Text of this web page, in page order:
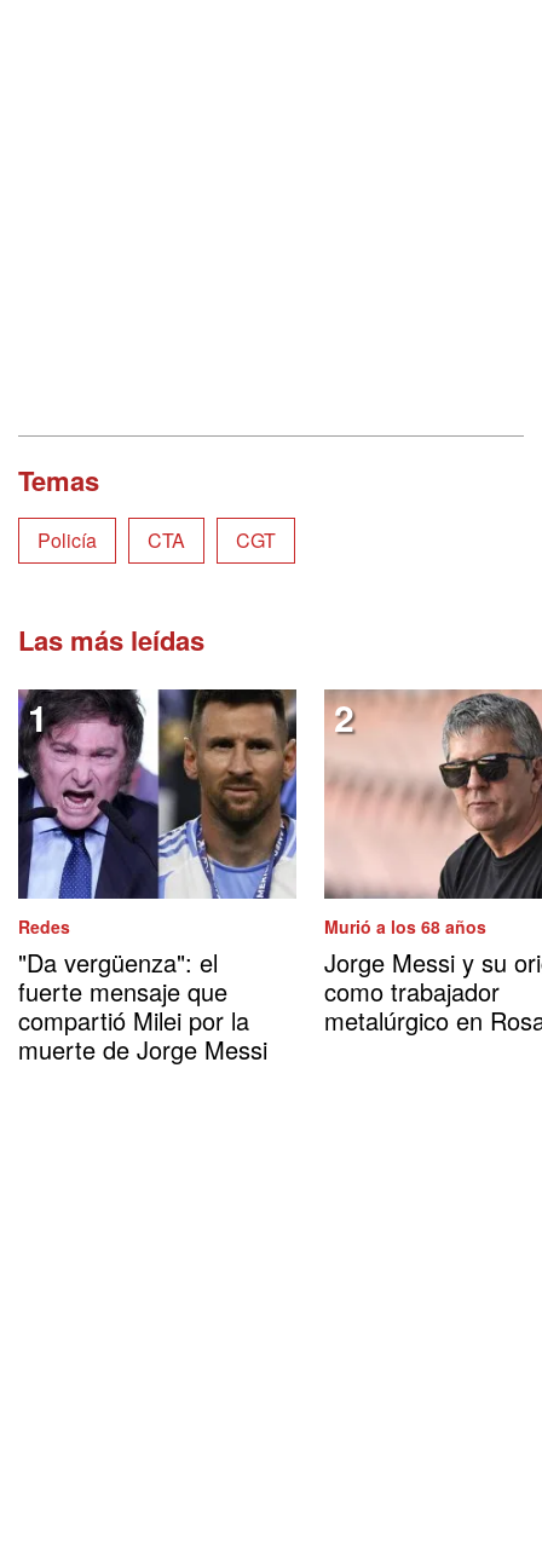
Temas
Policía CTA CGT
Las más leídas
Redes
"Da vergüenza": el
fuerte mensaje que
compartió Milei por la
muerte de Jorge Messi
Murió a los 68 años
Jorge Messi y su
como trabajador
metalúrgico en